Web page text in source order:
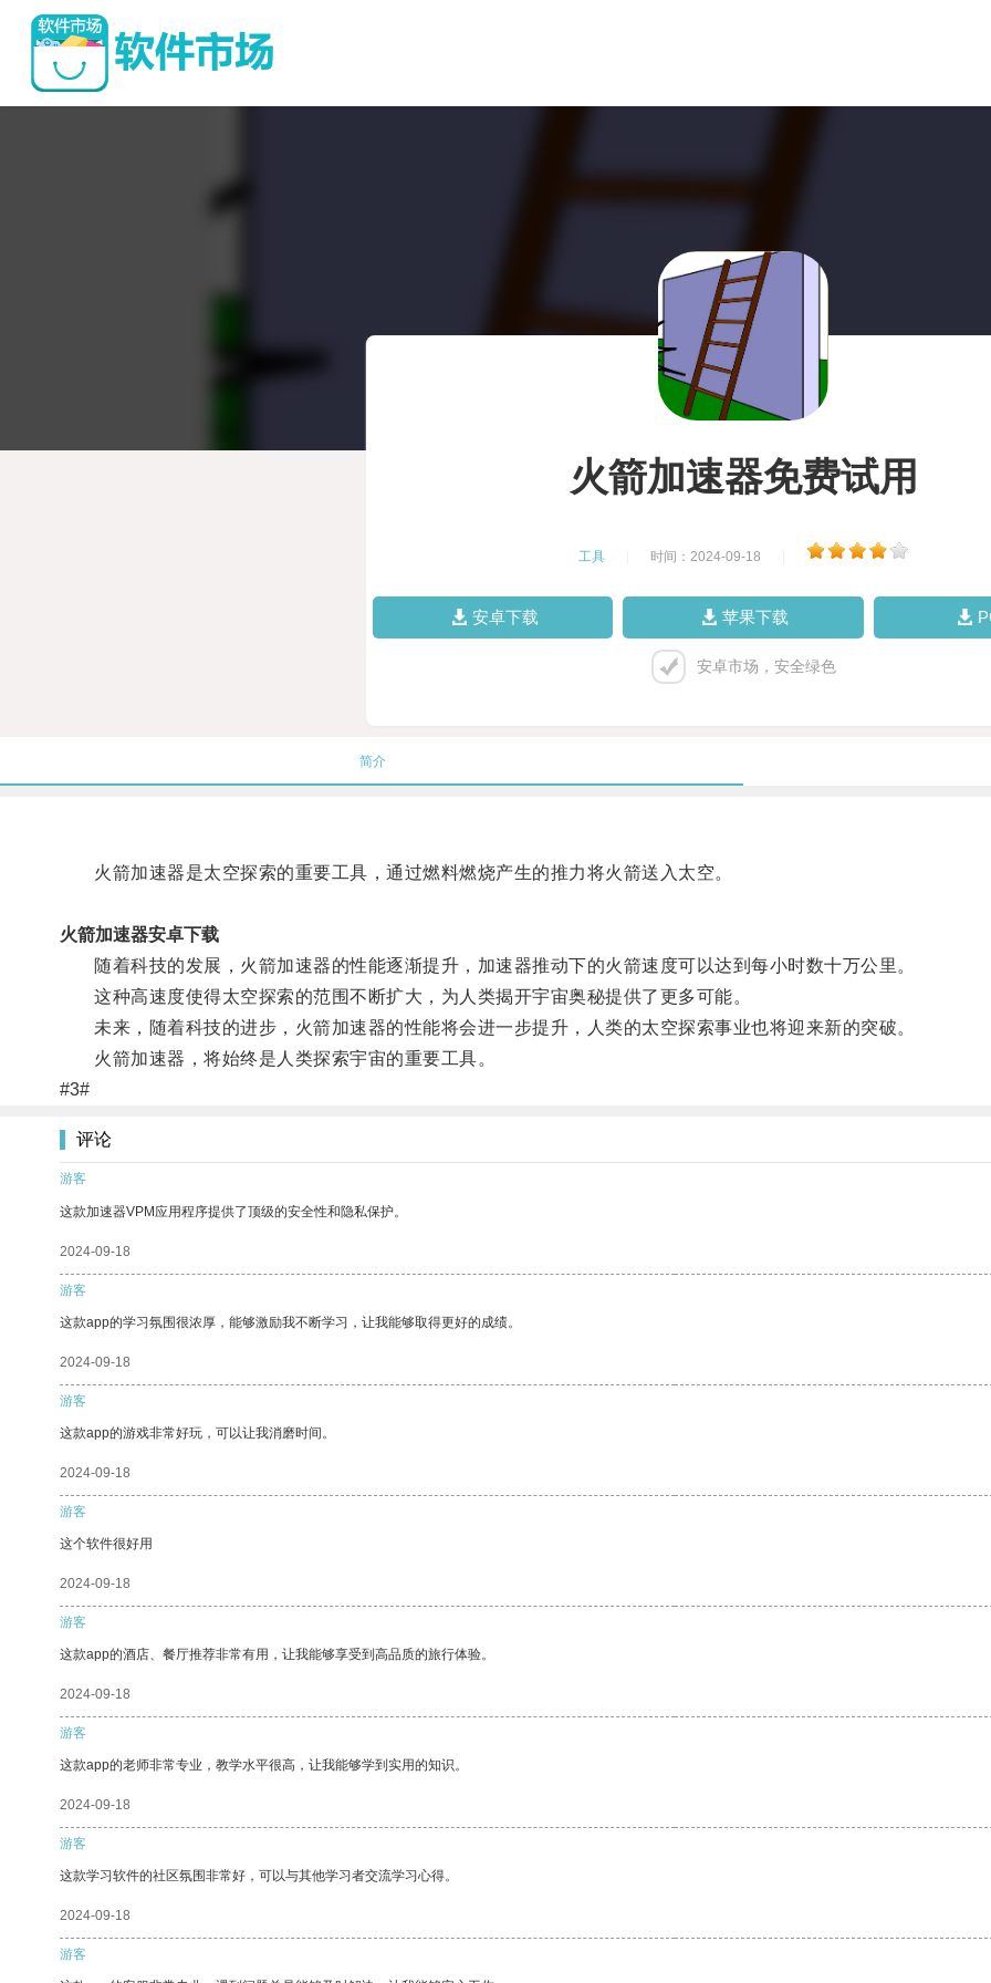
火箭加速器免费试用
工具 时间：2024-09-18
安卓下载 苹果下载
安卓市场，安全绿色
简介
火箭加速器是太空探索的重要工具，通过燃料燃烧产生的推力将火箭送入太空。
火箭加速器安卓下载
随着科技的发展，火箭加速器的性能逐渐提升，加速器推动下的火箭速度可以达到每小时数十万公里。
这种高速度使得太空探索的范围不断扩大，为人类揭开宇宙奥秘提供了更多可能。
未来，随着科技的进步，火箭加速器的性能将会进一步提升，人类的太空探索事业也将迎来新的突破。
火箭加速器，将始终是人类探索宇宙的重要工具。
#3#
评论
游客
这款加速器VPM应用程序提供了顶级的安全性和隐私保护。
2024-09-18
游客
这款app的学习氛围很浓厚，能够激励我不断学习，让我能够取得更好的成绩。
2024-09-18
游客
这款app的游戏非常好玩，可以让我消磨时间。
2024-09-18
游客
这个软件很好用
2024-09-18
游客
这款app的酒店、餐厅推荐非常有用，让我能够享受到高品质的旅行体验。
2024-09-18
游客
这款app的老师非常专业，教学水平很高，让我能够学到实用的知识。
2024-09-18
游客
这款学习软件的社区氛围非常好，可以与其他学习者交流学习心得。
2024-09-18
游客